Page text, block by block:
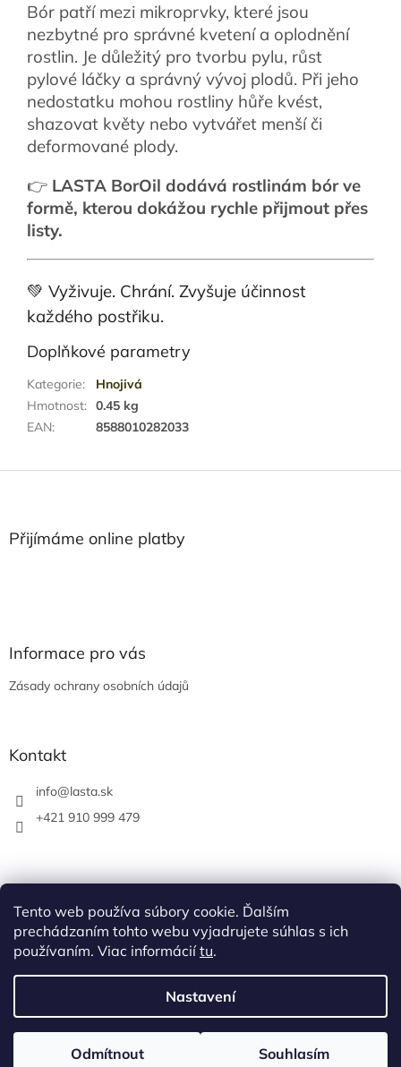
Tento web používa súbory cookie. Ďalším
prechádzaním tohto webu vyjadrujete súhlas s ich
používaním. Viac informáciítu.
Nastavení
Odmítnout Souhlasím
Bór patří mezi mikroprvky, které jsou
nezbytné pro správné kvetení a oplodnění
rostlin. Je důležitý pro tvorbu pylu, růst
pylové láčky a správný vývoj plodů. Při jeho
nedostatku mohou rostliny hůře kvést,
shazovat květy nebo vytvářet menší či
deformované plody.
👉 LASTA BorOil dodává rostlinám bór ve
formě, kterou dokážou rychle přijmout přes
listy.
💚 Vyživuje. Chrání. Zvyšuje účinnost
každého postřiku.
Doplňkové parametry
Kategorie:
Hnojivá
Hmotnost: 0.45 kg
EAN: 8588010282033
Z
Přijímáme online platby
Informace pro vás
Zásady ochrany osobních údajů
Kontakt
info@lasta.sk
+421 910 999 479
Vytvořil Shoptet
Copyright 2026LASTA Corp eshop . Všechna práva vyhrazena.